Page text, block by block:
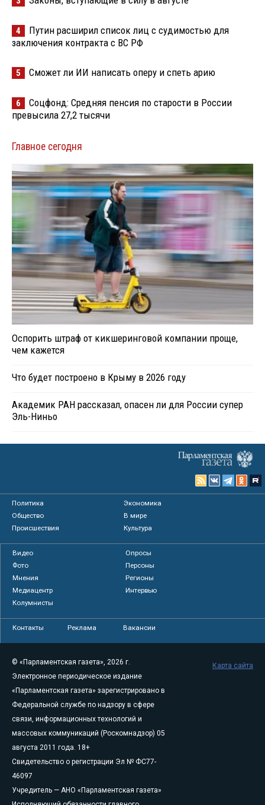
4
Путин расширил список лиц с судимостью для
заключения контракта с ВС РФ
5 Сможет ли ИИ написать оперу и спеть арию
6
Соцфонд: Средняя пенсия по старости в России
превысила 27,2 тысячи
Главное сегодня
Оспорить штраф от кикшеринговой компании проще,
чем кажется
Что будет построено в Крыму в 2026 году
Академик РАН рассказал, опасен ли для России супер
Эль-Ниньо
Политика
Экономика
Общество
В мире
Происшествия
Культура
Видео
Опросы
Фото
Персоны
Мнения
Регионы
Медиацентр
Интервью
Колумнисты
Контакты Реклама Вакансии
© «Парламентская газета», 2026 г.
Электронное периодическое издание
«Парламентская газета» зарегистрировано в
Федеральной службе по надзору в сфере
связи, информационных технологий и
массовых коммуникаций (Роскомнадзор) 05
августа 2011 года. 18+
Свидетельство о регистрации Эл № ФС77-
46097
Учредитель — АНО «Парламентская газета»
Карта сайта